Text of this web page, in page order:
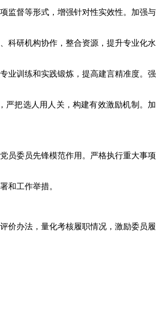
监督等形式，增强针对性实效性。加强与
科研机构协作，整合资源，提升专业化水
业训练和实践锻炼，提高建言精准度。强
把选人用人关，构建有效激励机制。加
员委员先锋模范作用。严格执行重大事项
和工作举措。
价办法，量化考核履职情况，激励委员履